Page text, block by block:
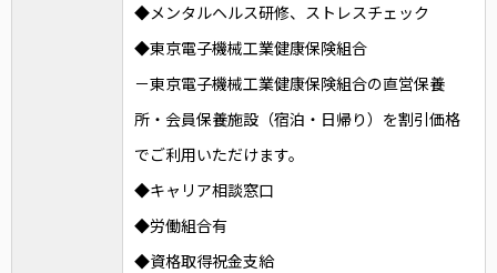
◆メンタルヘルス研修、ストレスチェック
◆東京電子機械工業健康保険組合
－東京電子機械工業健康保険組合の直営保養
所・会員保養施設（宿泊・日帰り）を割引価格
でご利用いただけます。
◆キャリア相談窓口
◆労働組合有
◆資格取得祝金支給